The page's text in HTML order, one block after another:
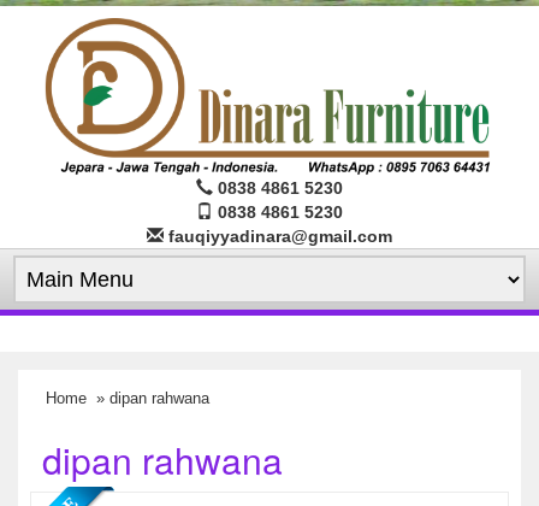
0838 4861 5230
0838 4861 5230
fauqiyyadinara@gmail.com
Home » dipan rahwana
dipan rahwana